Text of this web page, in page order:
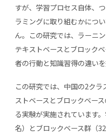
すが、学習プロセス自体、
ラミングに取り組むかにつ
ん。この研究では、ラーニ
テキストベースとブロック
者の行動と知識習得の違いを
この研究では、中国の2ク
ストベースとブロックベー
る実験が実施されています
名）とブロックベース群（